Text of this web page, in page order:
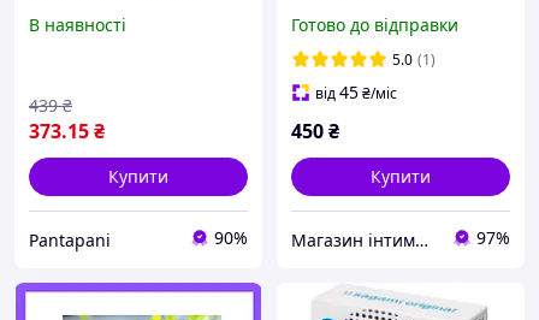
поліуретанові (ціна за
В наявності
373.15₴
439 ₴
Купити
Pantapani 90%
OLO 0.01 ультратонкі
гіпоалергенні 6 шт для
максимального комфорту
Готово до відправки
5.0 (1)
від45₴/міс
450₴
Купити
Магазин інтимних товарів "WeLove 97%